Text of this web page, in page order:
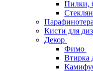
Пилки,
Кисти для
Декор
Фимо
Втирка